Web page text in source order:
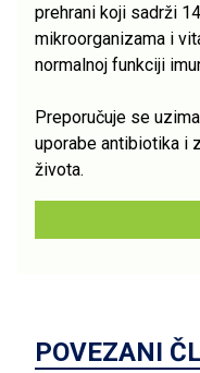
prehrani koji sadrži
mikroorganizama i
normalnoj funkciji
Preporučuje se
uporabe antibiotika i
života.
POVEZANI